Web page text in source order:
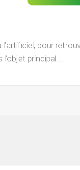
pour
principal...